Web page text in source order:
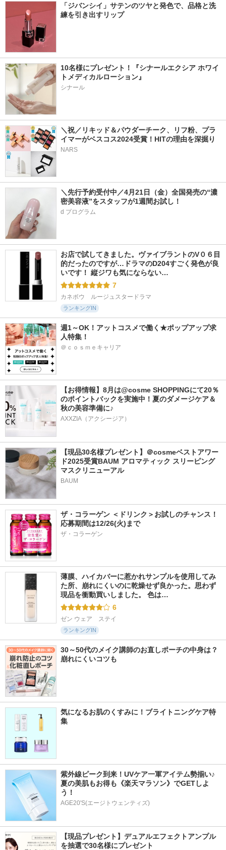
「ジバンシイ」サテンのツヤと発色で、品格と洗
練を引き出すリップ
10名様にプレゼント！『シナールエクシア ホワイ
トメディカルローション』
シナール
＼祝／リキッド＆パウダーチーク、リフ粉、プラ
イマーがベスコス2024受賞！HITの理由を深掘り
NARS
＼先行予約受付中／4月21日（金）全国発売の“濃
密美容液”をスタッフが1週間お試し！
d プログラム
お店で試してきました。ヴァイブラントのV０６目
的だったのですが…ドラマのD204すごく発色が良
いです！ 縦ジワも気にならない…
7
カネボウ　ルージュスタードラマ
ランキングIN
週1～OK！アットコスメで働く★ポップアップ求
人特集！
＠ｃｏｓｍｅキャリア
【お得情報】8月は@cosme SHOPPINGにて20％
のポイントバックを実施中！夏のダメージケア＆
秋の美容準備に♪
AXXZIA（アクシージア）
【現品30名様プレゼント】＠cosmeベストアワー
ド2025受賞BAUM アロマティック スリーピング
マスクリニューアル
BAUM
ザ・コラーゲン ＜ドリンク＞お試しのチャンス！
応募期間は12/26(火)まで
ザ・コラーゲン
薄膜、ハイカバーに惹かれサンプルを使用してみ
た所、崩れにくいのに乾燥せず良かった。思わず
現品を衝動買いしました。 色は…
6
ゼン ウェア　ステイ
ランキングIN
30～50代のメイク講師のお直しポーチの中身は？
崩れにくいコツも
気になるお肌のくすみに！ブライトニングケア特
集
紫外線ピーク到来！UVケア一軍アイテム勢揃い♪
夏の美肌もお得も《楽天マラソン》でGETしよ
う！
AGE20'S(エージトウェンティズ)
【現品プレゼント】デュアルエフェクトアンプル
を抽選で30名様にプレゼント